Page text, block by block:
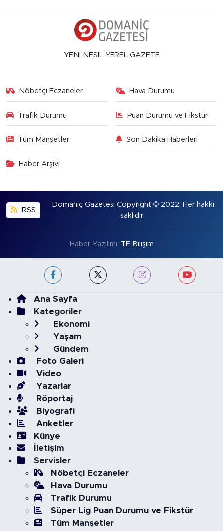
YENİ NESİL YEREL GAZETE
Nöbetçi Eczaneler Hava Durumu
Trafik Durumu Puan Durumu ve Fikstür
Tüm Manşetler Son Dakika Haberleri
Haber Arşivi
RSS
Domaniç Gazetesi Copyright © 2022. Her hakkı
saklıdır.
Haber Yazılımı: TE Bilişim
Ana Sayfa
Kategoriler
Ekonomi
Yaşam
Gündem
Foto Galeri
Video
Yazarlar
Röportaj
Biyografi
Anketler
Künye
İletişim
Servisler
Nöbetçi Eczaneler
Hava Durumu
Trafik Durumu
Süper Lig Puan Durumu ve Fikstür
Tüm Manşetler